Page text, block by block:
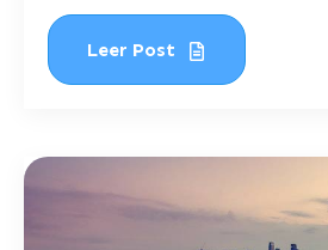
Leer Post